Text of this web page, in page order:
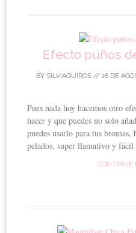
Efecto puños
BY SILVIAQUIROS// 18 DE
Pues nada hoy hacemos otro
hacer y que puedes no solo
puedes usarlo para tus bromas,
pelados, super llamativo y fácil
CONTINUE